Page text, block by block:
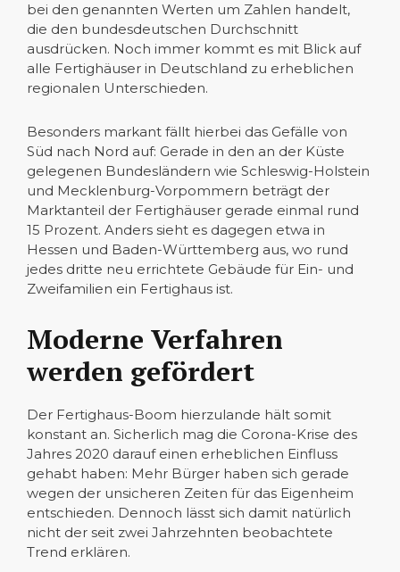
bei den genannten Werten um Zahlen handelt,
die den bundesdeutschen Durchschnitt
ausdrücken. Noch immer kommt es mit Blick auf
alle Fertighäuser in Deutschland zu erheblichen
regionalen Unterschieden.
Besonders markant fällt hierbei das Gefälle von
Süd nach Nord auf: Gerade in den an der Küste
gelegenen Bundesländern wie Schleswig-Holstein
und Mecklenburg-Vorpommern beträgt der
Marktanteil der Fertighäuser gerade einmal rund
15 Prozent. Anders sieht es dagegen etwa in
Hessen und Baden-Württemberg aus, wo rund
jedes dritte neu errichtete Gebäude für Ein- und
Zweifamilien ein Fertighaus ist.
Moderne Verfahren
werden gefördert
Der Fertighaus-Boom hierzulande hält somit
konstant an. Sicherlich mag die Corona-Krise des
Jahres 2020 darauf einen erheblichen Einfluss
gehabt haben: Mehr Bürger haben sich gerade
wegen der unsicheren Zeiten für das Eigenheim
entschieden. Dennoch lässt sich damit natürlich
nicht der seit zwei Jahrzehnten beobachtete
Trend erklären.